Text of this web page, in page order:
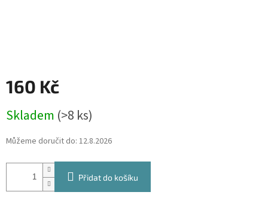
160 Kč
cena:
Skladem (>8 ks)
Můžeme doručit do: 12.8.2026
Přidat do košíku